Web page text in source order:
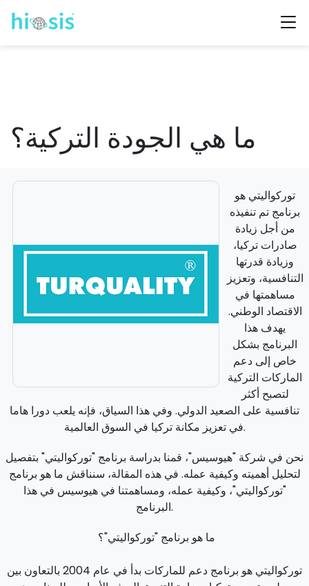
ما هي الجودة التركية؟
توركواليتي هو
برنامج تم تنفيذه
من أجل زيادة
صادرات تركيا،
وزيادة قدرتها
التنافسية، وتعزيز
مساهمتها في
الاقتصاد الوطني.
يهدف هذا
البرنامج بشكل
خاص إلى دعم
الماركات التركية
لتصبح أكثر
تنافسية على الصعيد الدولي. وفي هذا السياق، فإنه يلعب دورا هاما
في تعزيز مكانة تركيا في السوق العالمية.
نحن في شركة "هيوسيس"، قمنا بدراسة برنامج "توركواليتي" بتفصيل
لتحليل أهميته وكيفية عمله. في هذه المقالة، سنناقش ما هو برنامج
"توركواليتي"، وكيفية عمله، ومساهمتنا في هيوسيس في هذا
البرنامج.
ما هو برنامج "توركواليتي"؟
توركواليتي هو برنامج دعم للماركات بدأ في عام 2004 بالتعاون بين